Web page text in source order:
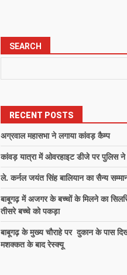
SEARCH
RECENT POSTS
अग्रवाल महासभा ने लगाया कांवड़ कैम्प
कांवड़ यात्रा में ओवरहाइट डीजे पर पुलिस
ले. कर्नल जयंत सिंह बालियान का सैन्य
बाबूगढ़ में अजगर के बच्चों के मिलने का
तीसरे बच्चे को पकड़ा
बाबूगढ़ के मुख्य चौराहे पर दुकान के पास
मशक्कत के बाद रेस्क्यू